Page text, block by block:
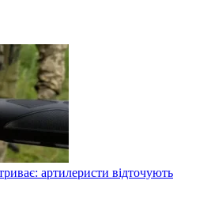
артилеристи відточують